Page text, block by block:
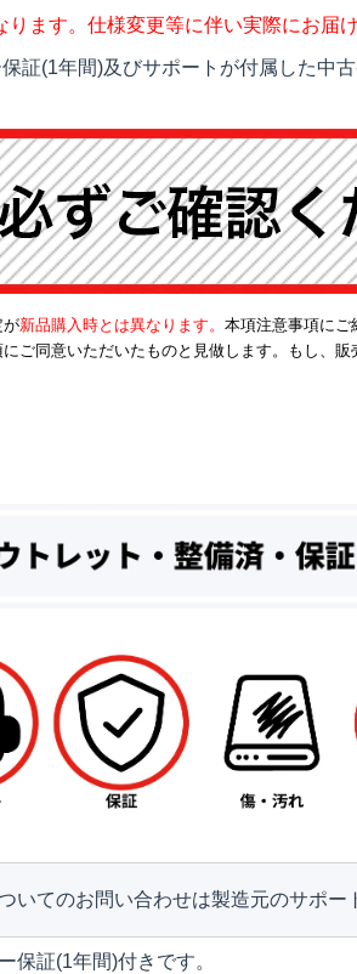
ます。仕様変更等に伴い実際にお届
証(1年間)及びサポートが付属した中
が新品購入時とは異なります。 本項注意事項にご
ご同意いただいたものと見做します。もし、
いてのお問い合わせは製造元のサポー
保証(1年間)付きです。